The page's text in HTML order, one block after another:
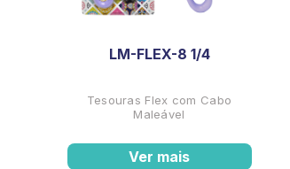
LM-FLEX-8 1/4
Tesouras Flex com Cabo
Maleável
Ver mais